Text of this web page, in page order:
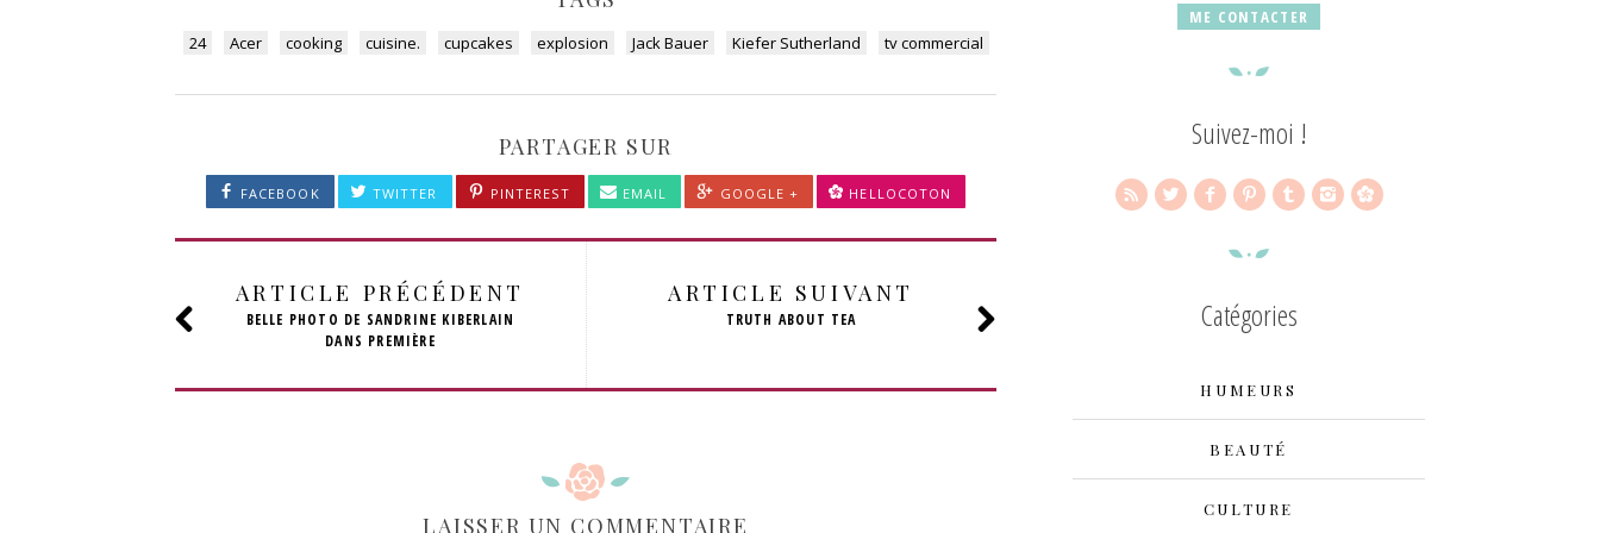
24 Acer cooking cuisine. cupcakes explosion Jack Bauer Kiefer Sutherland tv commercial
PARTAGER SUR
FACEBOOK TWITTER PINTEREST EMAIL GOOGLE + HELLOCOTON
ARTICLE PRÉCÉDENT
BELLE PHOTO DE SANDRINE KIBERLAIN
DANS PREMIÈRE
ARTICLE SUIVANT
TRUTH ABOUT TEA
LAISSER UN COMMENTAIRE
ME CONTACTER
Suivez-moi !
Catégories
HUMEURS
BEAUTÉ
CULTURE